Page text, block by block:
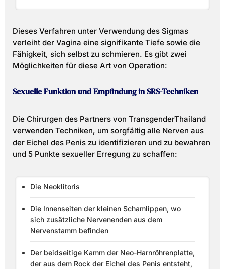
Dieses Verfahren unter Verwendung des Sigmas
verleiht der Vagina eine signifikante Tiefe sowie die
Fähigkeit, sich selbst zu schmieren. Es gibt zwei
Möglichkeiten für diese Art von Operation:
Sexuelle Funktion und Empfindung in SRS-Techniken
Die Chirurgen des Partners von TransgenderThailand
verwenden Techniken, um sorgfältig alle Nerven aus
der Eichel des Penis zu identifizieren und zu bewahren
und 5 Punkte sexueller Erregung zu schaffen:
Die Neoklitoris
Die Innenseiten der kleinen Schamlippen, wo
sich zusätzliche Nervenenden aus dem
Nervenstamm befinden
Der beidseitige Kamm der Neo-Harnröhrenplatte,
der aus dem Rock der Eichel des Penis entsteht,